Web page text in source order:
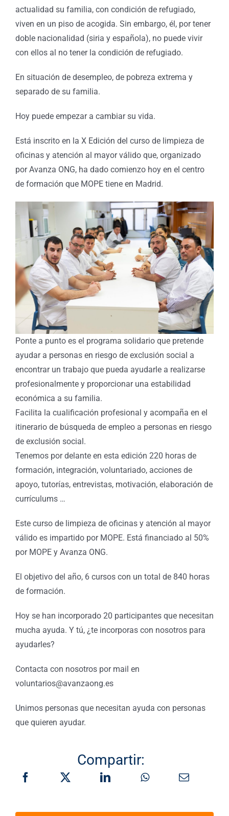
actualidad su familia, con condición de refugiado,
viven en un piso de acogida. Sin embargo, él, por tener
doble nacionalidad (siria y española), no puede vivir
con ellos al no tener la condición de refugiado.
En situación de desempleo, de pobreza extrema y
separado de su familia.
Hoy puede empezar a cambiar su vida.
Está inscrito en la X Edición del curso de limpieza de
oficinas y atención al mayor válido que, organizado
por Avanza ONG, ha dado comienzo hoy en el centro
de formación que MOPE tiene en Madrid.
Ponte a punto es el programa solidario que pretende
ayudar a personas en riesgo de exclusión social a
encontrar un trabajo que pueda ayudarle a realizarse
profesionalmente y proporcionar una estabilidad
económica a su familia.
Facilita la cualificación profesional y acompaña en el
itinerario de búsqueda de empleo a personas en riesgo
de exclusión social.
Tenemos por delante en esta edición 220 horas de
formación, integración, voluntariado, acciones de
apoyo, tutorías, entrevistas, motivación, elaboración de
currículums …
Este curso de limpieza de oficinas y atención al mayor
válido es impartido por MOPE. Está financiado al 50%
por MOPE y Avanza ONG.
El objetivo del año, 6 cursos con un total de 840 horas
de formación.
Hoy se han incorporado 20 participantes que necesitan
mucha ayuda. Y tú, ¿te incorporas con nosotros para
ayudarles?
Contacta con nosotros por mail en
voluntarios@avanzaong.es
Unimos personas que necesitan ayuda con personas
que quieren ayudar.
Compartir: